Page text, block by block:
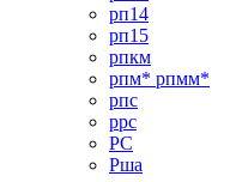
рп14
рп15
рпкм
рпм* рпмм*
рпс
ррс
РС
Рша